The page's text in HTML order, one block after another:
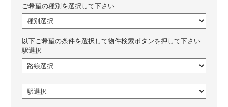
ご希望の種別を選択して下さい
以下ご希望の条件を選択して物件検索ボタンを押して下さい
駅選択